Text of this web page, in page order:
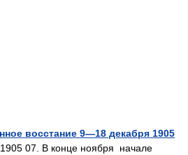
восстание 9—18 декабря 1905
07. В конце ноября начале